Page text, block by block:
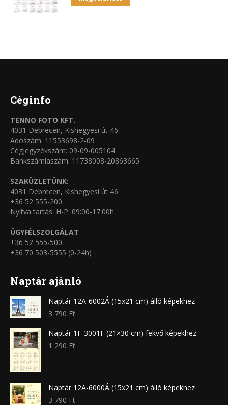
Céginfo
TENNO FOTO KFT.
4031 Debrecen, Kishegyesi út 46.
Adószám: 11553698-2-09
Cégjegyzékszám: 09-09-005104
Bankszámlaszám: 11738008-20863665
SZAKÜZLETÜNK:
4031 Debrecen, Kishegyesi út 46
+36 52 555-200
Nyitva tartás: H-P: 09:00-17:00h
ÜGYFÉLSZOLGÁLAT
+36 52 555-500
+36 70 503-5555 (0-24h)
Naptár ajánló
Naptár 12A-6002Á (15x21 cm) álló képekhez
3 790 Ft
Naptár 1F-3001F (21×30 cm) fekvő képekhez
1 290 Ft
Naptár 12A-6000Á (15x21 cm) álló képekhez
3 790 Ft